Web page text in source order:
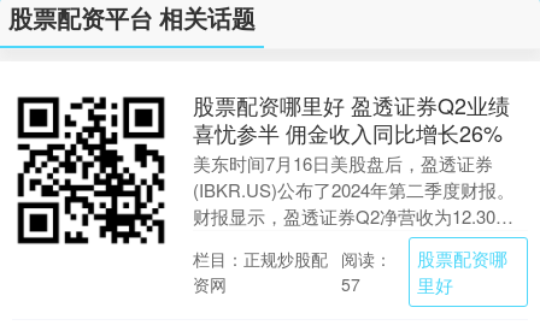
股票配资平台 相关话题
股票配资哪里好 盈透证券Q2业绩
喜忧参半 佣金收入同比增长26%
美东时间7月16日美股盘后，盈透证券
(IBKR.US)公布了2024年第二季度财报。
财报显示，盈透证券Q2净营收为12.30亿
美元，同比增长23%，不及市场预期....
栏目：正规炒股配
资网
阅读：
57
股票配资哪
里好